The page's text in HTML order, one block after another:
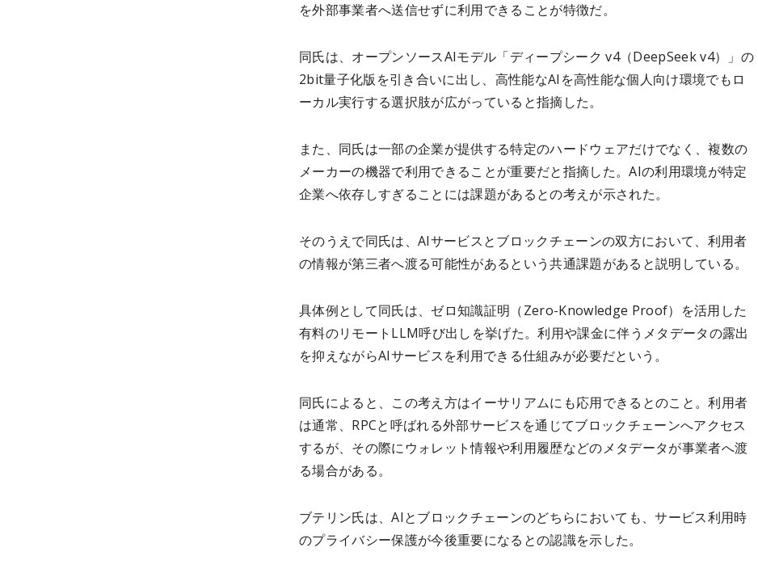
を外部事業者へ送信せずに利用できることが特徴だ。
同氏は、オープンソースAIモデル「ディープシーク v4（DeepSeek v4）」の
2bit量子化版を引き合いに出し、高性能なAIを高性能な個人向け環境でもロ
ーカル実行する選択肢が広がっていると指摘した。
また、同氏は一部の企業が提供する特定のハードウェアだけでなく、複数の
メーカーの機器で利用できることが重要だと指摘した。AIの利用環境が特定
企業へ依存しすぎることには課題があるとの考えが示された。
そのうえで同氏は、AIサービスとブロックチェーンの双方において、利用者
の情報が第三者へ渡る可能性があるという共通課題があると説明している。
具体例として同氏は、ゼロ知識証明（Zero-Knowledge Proof）を活用した
有料のリモートLLM呼び出しを挙げた。利用や課金に伴うメタデータの露出
を抑えながらAIサービスを利用できる仕組みが必要だという。
同氏によると、この考え方はイーサリアムにも応用できるとのこと。利用者
は通常、RPCと呼ばれる外部サービスを通じてブロックチェーンへアクセス
するが、その際にウォレット情報や利用履歴などのメタデータが事業者へ渡
る場合がある。
ブテリン氏は、AIとブロックチェーンのどちらにおいても、サービス利用時
のプライバシー保護が今後重要になるとの認識を示した。